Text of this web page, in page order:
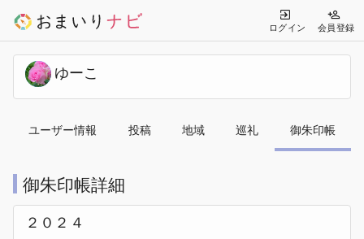
ログイン 会員登録
ゆーこ
ユーザー情報 投稿 地域 巡礼 御朱印帳
御朱印帳詳細
２０２４